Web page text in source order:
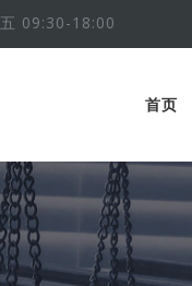
09:30-18:00
首页